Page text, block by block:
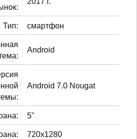
Тип: смартфон
Android
Android 7.0 Nougat
5"
720x1280